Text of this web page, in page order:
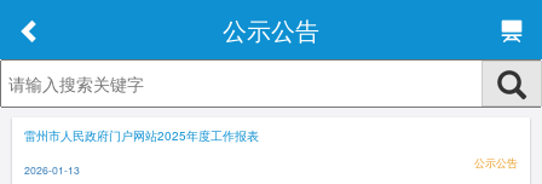
公示公告
雷州市人民政府门户网站2025年度工作报表
2026-01-13 公示公告